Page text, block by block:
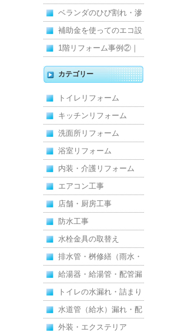
ました
掃！衛生的な給水環境を
維持｜施工事例
ベランダのひび割れ・滲
みを解消！賃貸マンショ
ン防水工事
補助金を使ってのエコ設
備住宅リフォーム
1階リフォーム事例②｜
キッチン・床・収納を一
新し、扉新設で動線を整
えた全面改修
カテゴリー
トイレリフォーム
キッチンリフォーム
洗面所リフォーム
浴室リフォーム
内装・介護リフォーム
エアコン工事
店舗・厨房工事
防水工事
水栓金具の取替え
排水管・桝修繕（雨水・
汚水）
給湯器・給湯管・配管漏
れ
トイレの水漏れ・詰まり
水道管（給水）漏れ・配
管
外装・エクステリア